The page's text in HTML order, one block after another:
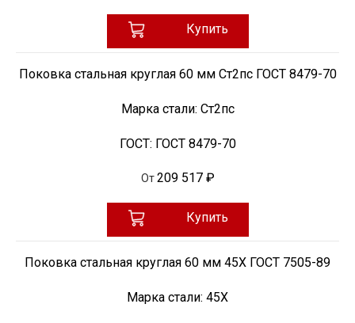
Купить
Поковка стальная круглая 60 мм Ст2пс ГОСТ 8479-70
Марка стали: Ст2пс
ГОСТ: ГОСТ 8479-70
От 209 517 ₽
Купить
Поковка стальная круглая 60 мм 45Х ГОСТ 7505-89
Марка стали: 45Х